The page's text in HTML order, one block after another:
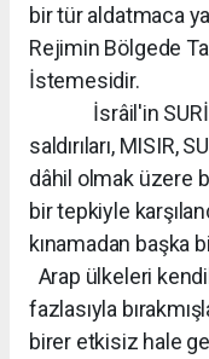
bir tür aldatmaca
Rejimin Bölgede
İstemesidir.
İsrâil'in
saldırıları, MISIR,
dâhil olmak üzere
bir tepkiyle
kınamadan başka
Arap ülkeleri
fazlasıyla
birer etkisiz hale